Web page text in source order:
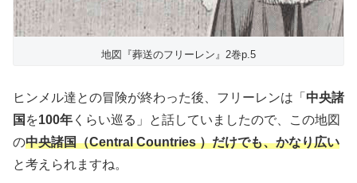
地図『葬送のフリーレン』2巻p.5
ヒンメル達との冒険が終わった後、フリーレンは「 中央諸
国 を100年 くらい巡る」と話していましたので、この地図
の中央諸国（Central Countries ）だけでも、かなり広い
と考えられますね。